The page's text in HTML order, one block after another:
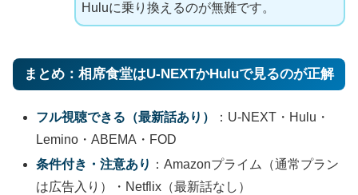
Huluに乗り換えるのが無難です。
まとめ：相席食堂はU-NEXTかHuluで見るのが正解
フル視聴できる（最新話あり）
：U-NEXT・Hulu・
Lemino・ABEMA・FOD
条件付き・注意あり ：Amazonプライム（通常プラン
は広告入り）・Netflix（最新話なし）